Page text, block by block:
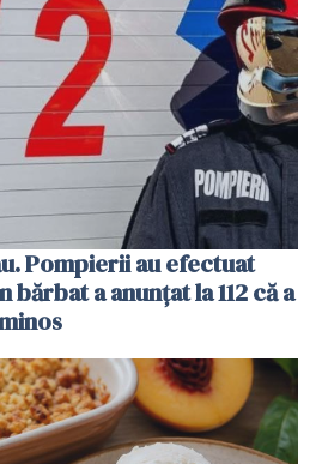
Pompierii au efectuat
bărbat a anunțat la 112 că a